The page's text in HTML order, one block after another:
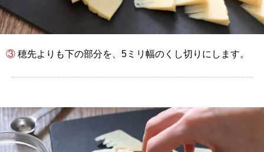
③ 穂先よりも下の部分を、5ミリ幅のくし切りにします。